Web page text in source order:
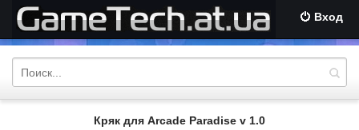
Вход
Кряк для Arcade Paradise v 1.0